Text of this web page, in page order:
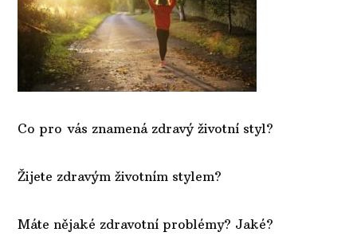
Co pro vás znamená zdravý životní styl?
Žijete zdravým životním stylem?
Máte nějaké zdravotní problémy? Jaké?